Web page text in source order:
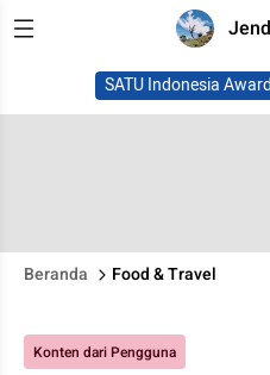
SATU Indonesia
Beranda Food & Travel
Konten dari Pengguna